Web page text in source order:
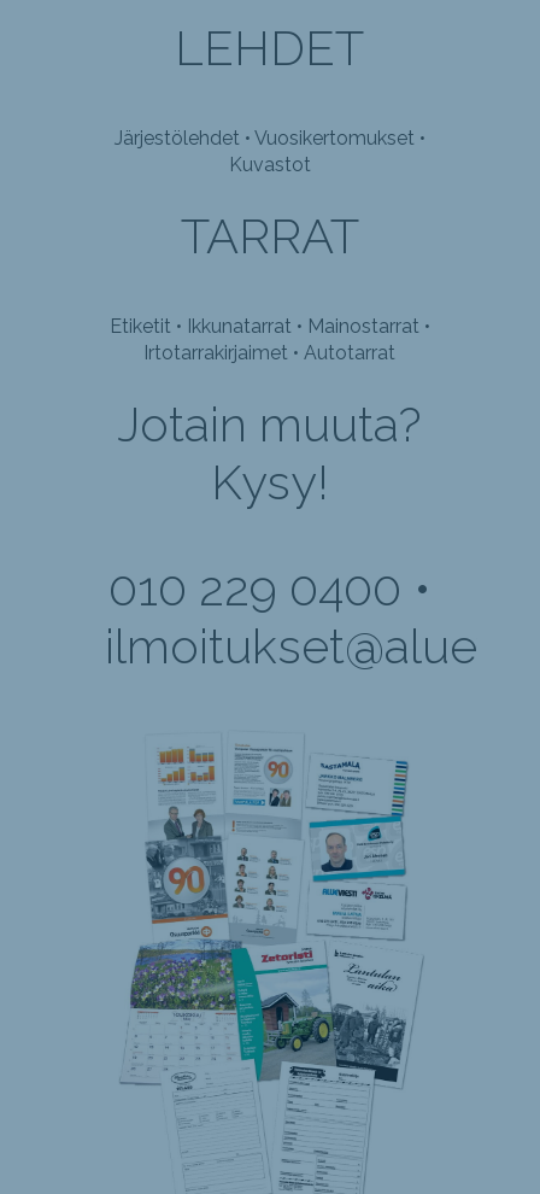
LEHDET
Järjestölehdet • Vuosikertomukset •
Kuvastot
TARRAT
Etiketit • Ikkunatarrat • Mainostarrat •
Irtotarrakirjaimet • Autotarrat
Jotain muuta?
Kysy!
010 229 0400 •